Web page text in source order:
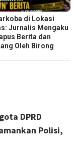
di Lokasi
Jurnalis Mengaku
Berita dan
Oleh Birong
DPRD
Polisi,